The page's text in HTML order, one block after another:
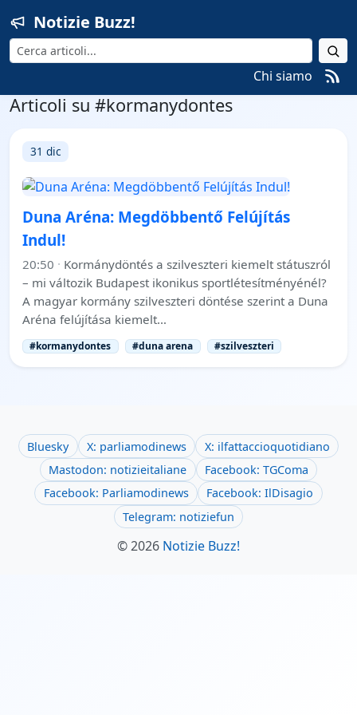
Notizie Buzz!
Cerca
Chi siamo
Articoli su #kormanydontes
31 dic
Duna Aréna: Megdöbbentő Felújítás
Indul!
20:50 · Kormánydöntés a szilveszteri kiemelt státuszról
– mi változik Budapest ikonikus sportlétesítményénél?
A magyar kormány szilveszteri döntése szerint a Duna
Aréna felújítása kiemelt…
#kormanydontes #duna arena #szilveszteri
Bluesky X: parliamodinews
X: ilfattaccioquotidiano
Mastodon: notizieitaliane
Facebook: TGComa
Facebook: Parliamodinews
Facebook: IlDisagio
Telegram: notiziefun
© 2026 Notizie Buzz!